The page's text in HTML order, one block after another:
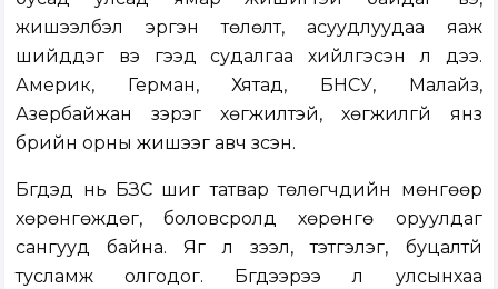
жишээлбэл эргэн төлөлт, асуудлуудаа яаж
шийддэг вэ гээд судалгаа хийлгэсэн л дээ.
Америк, Герман, Хятад, БНСУ, Малайз,
Азербайжан зэрэг хөгжилтэй, хөгжилгүй янз
бүрийн орны жишээг авч үзсэн.
Бүгдэд нь БЗС шиг татвар төлөгчдийн мөнгөөр
хөрөнгөждөг, боловсролд хөрөнгө оруулдаг
сангууд байна. Яг л зээл, тэтгэлэг, буцалтүй
тусламж олгодог. Бүгдээрээ л улсынхаа